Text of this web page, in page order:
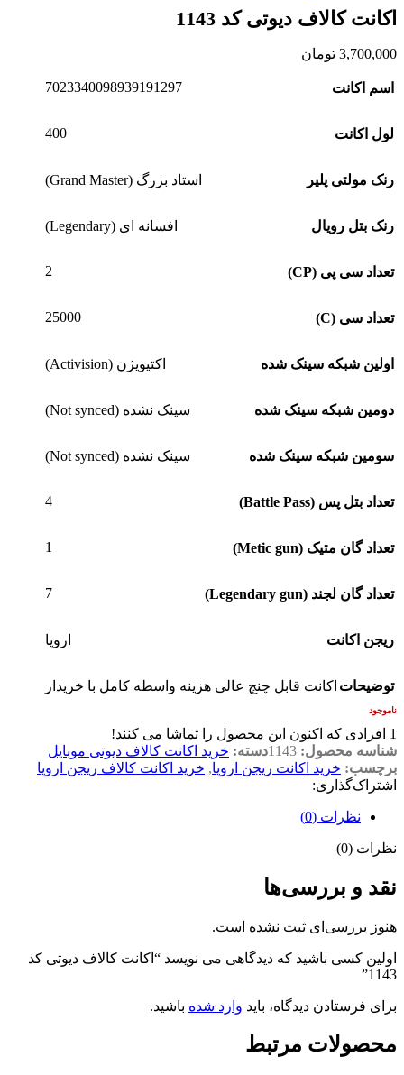
اکانت کالاف دیوتی کد 1143
3,700,000 تومان
اسم اکانت 7023340098939191297
لول اکانت 400
رنک مولتی پلیر استاد بزرگ (Grand Master)
رنک بتل رویال افسانه ای (Legendary)
تعداد سی پی (CP) 2
تعداد سی (C) 25000
اولین شبکه سینک شده اکتیویژن (Activision)
دومین شبکه سینک شده سینک نشده (Not synced)
سومین شبکه سینک شده سینک نشده (Not synced)
تعداد بتل پس (Battle Pass) 4
تعداد گان متیک (Metic gun) 1
تعداد گان لجند (Legendary gun) 7
ریجن اکانت اروپا
توضیحات اکانت قابل چنچ عالی هزینه واسطه کامل با خریدار
ناموجود
1 افرادی که اکنون این محصول را تماشا می کنند!
شناسه محصول: 1143دسته: خرید اکانت کالاف دیوتی موبایل
برچسب: خرید اکانت ریجن اروپا, خرید اکانت کالاف ریجن اروپا
اشتراک‌گذاری:
نظرات (0)
نظرات (0)
نقد و بررسی‌ها
هنوز بررسی‌ای ثبت نشده است.
اولین کسی باشید که دیدگاهی می نویسد “اکانت کالاف دیوتی کد
1143”
برای فرستادن دیدگاه، باید وارد شده باشید.
محصولات مرتبط